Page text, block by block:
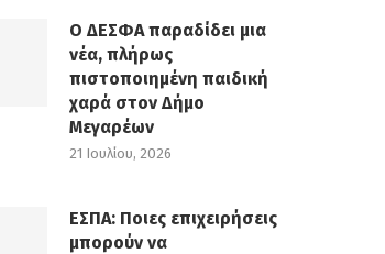
Ο ΔΕΣΦΑ παραδίδει μια
νέα, πλήρως
πιστοποιημένη παιδική
χαρά στον Δήμο
Μεγαρέων
21 Ιουλίου, 2026
ΕΣΠΑ: Ποιες επιχειρήσεις
μπορούν να